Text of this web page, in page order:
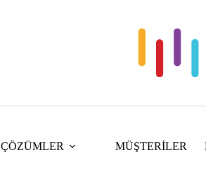
ÇÖZÜMLER MÜŞTERİLER